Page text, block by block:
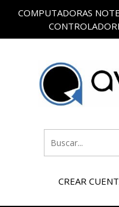
COMPUTADORAS
CREAR